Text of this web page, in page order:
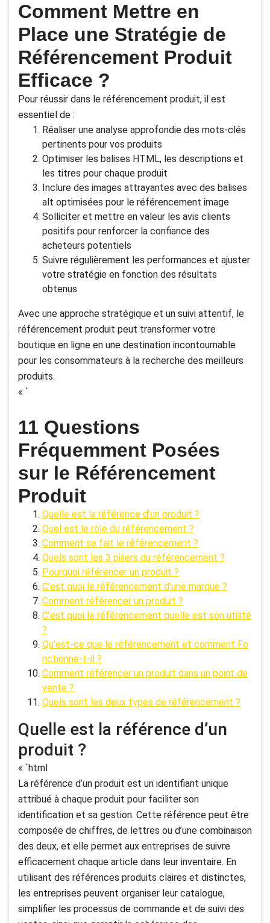
Comment Mettre en
Place une Stratégie de
Référencement Produit
Efficace ?
Pour réussir dans le référencement produit, il est
essentiel de :
Réaliser une analyse approfondie des mots-clés
pertinents pour vos produits
Optimiser les balises HTML, les descriptions et
les titres pour chaque produit
Inclure des images attrayantes avec des balises
alt optimisées pour le référencement image
Solliciter et mettre en valeur les avis clients
positifs pour renforcer la confiance des
acheteurs potentiels
Suivre régulièrement les performances et ajuster
votre stratégie en fonction des résultats
obtenus
Avec une approche stratégique et un suivi attentif, le
référencement produit peut transformer votre
boutique en ligne en une destination incontournable
pour les consommateurs à la recherche des meilleurs
produits.
« `
11 Questions
Fréquemment Posées
sur le Référencement
Produit
Quelle est la référence d’un produit ?
Quel est le rôle du référencement ?
Comment se fait le référencement ?
Quels sont les 3 piliers du référencement ?
Pourquoi référencer un produit ?
C’est quoi le référencement d’une marque ?
Comment référencer un produit ?
C’est quoi le référencement quelle est son utilité
?
Qu’est-ce que le référencement et comment Fo
nctionne-t-il ?
Comment référencer un produit dans un point de
vente ?
Quels sont les deux types de référencement ?
Quelle est la référence d’un
produit ?
« `html
La référence d’un produit est un identifiant unique
attribué à chaque produit pour faciliter son
identification et sa gestion. Cette référence peut être
composée de chiffres, de lettres ou d’une combinaison
des deux, et elle permet aux entreprises de suivre
efficacement chaque article dans leur inventaire. En
utilisant des références produits claires et distinctes,
les entreprises peuvent organiser leur catalogue,
simplifier les processus de commande et de suivi des